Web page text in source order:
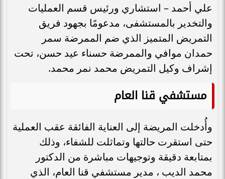
علي أحمد – استشاري ورئيس قسم العمليات
والتخدير بالمستشفى، مدعومًا بجهود فريق
التمريض المتميز الذي ضم الممرضة سمر
حمدان موافي والممرضة حسناء عيد حسن، تحت
إشراف وكيل التمريض محمد نمر محمد.
مستشفي قنا العام
وأُدخلت المريضة إلى العناية الفائقة عقب العملية
حتى استقرت حالتها وتماثلت للشفاء، وذلك
بمتابعة دقيقة وتوجيهات مباشرة من الدكتور
محمد الديب ، مدير مستشفي قنا العام، الذي